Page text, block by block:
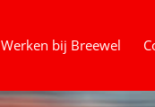
Werken bij Breewel